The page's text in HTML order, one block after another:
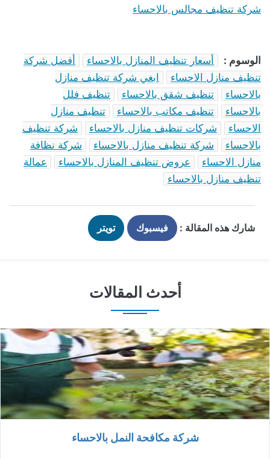
شركة تنظيف مجالس بالاحساء
الوسوم : أسعار تنظيف المنازل بالاحساء
أفضل شركة
تنظيف منازل الاحساء
ابغي شركة تنظيف منازل
بالاحساء
تنظيف شقق بالاحساء
تنظيف فلل
بالاحساء
تنظيف مكاتب بالاحساء
تنظيف منازل
الاحساء
شركات تنظيف منازل بالاحساء
شركة تنظيف
بالاحساء
شركة تنظيف منازل بالاحساء
شركة نظافة
منازل الاحساء
عروض تنظيف المنازل بالاحساء
عمالة
تنظيف منازل بالاحساء
شارك هذه المقالة : فيسبوك تويتر
أحدث المقالات
شركة مكافحة النمل بالاحساء